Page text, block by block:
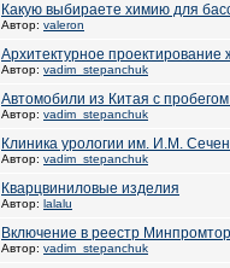
Какую выбираете химию для
Автор: valeron
Архитектурное проектирование
Автор: vadim_stepanchuk
Автомобили из Китая с
Автор: vadim_stepanchuk
Клиника урологии им. И.М.
Автор: vadim_stepanchuk
Кварцвиниловые изделия
Автор: lalalu
Включение в реестр
Автор: vadim_stepanchuk